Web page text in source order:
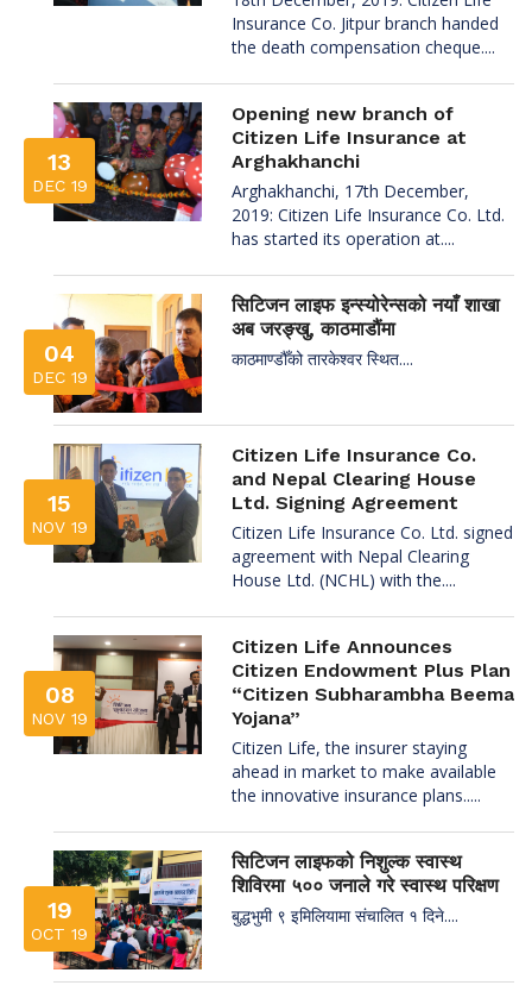
Insurance Co. Jitpur branch handed
the death compensation cheque....
13
DEC 19
Opening new branch of
Citizen Life Insurance at
Arghakhanchi
Arghakhanchi, 17th December,
2019: Citizen Life Insurance Co. Ltd.
has started its operation at....
04
DEC 19
सिटिजन लाइफ इन्स्योरेन्सको नयाँ शाखा
अब जरङ्खु, काठमाडौंमा
काठमाण्डौँको तारकेश्वर स्थित....
15
NOV 19
Citizen Life Insurance Co.
and Nepal Clearing House
Ltd. Signing Agreement
Citizen Life Insurance Co. Ltd. signed
agreement with Nepal Clearing
House Ltd. (NCHL) with the....
08
NOV 19
Citizen Life Announces
Citizen Endowment Plus Plan
“Citizen Subharambha Beema
Yojana”
Citizen Life, the insurer staying
ahead in market to make available
the innovative insurance plans.....
19
OCT 19
सिटिजन लाइफको निशुल्क स्वास्थ
शिविरमा ५०० जनाले गरे स्वास्थ परिक्षण
बुद्धभुमी ९ इमिलियामा संचालित १ दिने....